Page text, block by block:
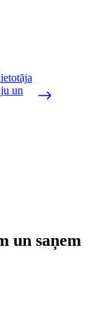
un
un saņem